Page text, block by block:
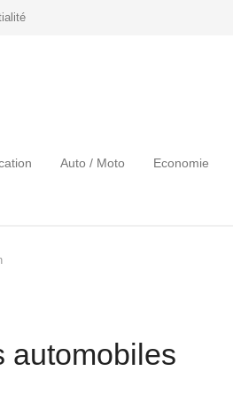
Auto / Moto Economie
automobiles